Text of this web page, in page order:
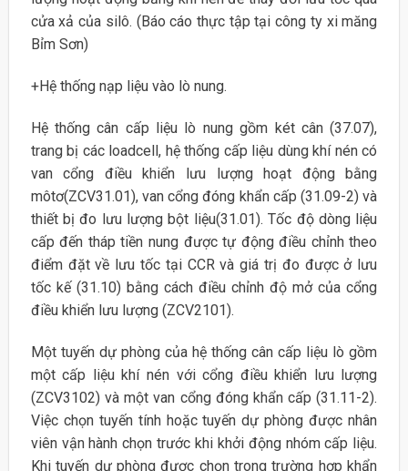
cửa xả của silô. (Báo cáo thực tập tại công ty xi măng
Bỉm Sơn)
+Hệ thống nạp liệu vào lò nung.
Hệ thống cân cấp liệu lò nung gồm két cân (37.07),
trang bị các loadcell, hệ thống cấp liệu dùng khí nén có
van cổng điều khiển lưu lượng hoạt động bằng
môtơ(ZCV31.01), van cổng đóng khẩn cấp (31.09-2) và
thiết bị đo lưu lượng bột liệu(31.01). Tốc độ dòng liệu
cấp đến tháp tiền nung được tự động điều chỉnh theo
điểm đặt về lưu tốc tại CCR và giá trị đo được ở lưu
tốc kế (31.10) bằng cách điều chỉnh độ mở của cổng
điều khiển lưu lượng (ZCV2101).
Một tuyến dự phòng của hệ thống cân cấp liệu lò gồm
một cấp liệu khí nén với cổng điều khiển lưu lượng
(ZCV3102) và một van cổng đóng khẩn cấp (31.11-2).
Việc chọn tuyến tính hoặc tuyến dự phòng được nhân
viên vận hành chọn trước khi khởi động nhóm cấp liệu.
Khi tuyến dự phòng được chọn trong trường hợp khẩn